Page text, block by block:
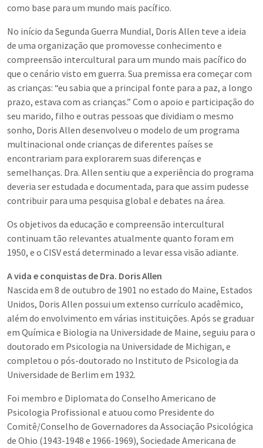
como base para um mundo mais pacífico.
No início da Segunda Guerra Mundial, Doris Allen teve a ideia
de uma organização que promovesse conhecimento e
compreensão intercultural para um mundo mais pacífico do
que o cenário visto em guerra. Sua premissa era começar com
as crianças: “eu sabia que a principal fonte para a paz, a longo
prazo, estava com as crianças.” Com o apoio e participação do
seu marido, filho e outras pessoas que dividiam o mesmo
sonho, Doris Allen desenvolveu o modelo de um programa
multinacional onde crianças de diferentes países se
encontrariam para explorarem suas diferenças e
semelhanças. Dra. Allen sentiu que a experiência do programa
deveria ser estudada e documentada, para que assim pudesse
contribuir para uma pesquisa global e debates na área.
Os objetivos da educação e compreensão intercultural
continuam tão relevantes atualmente quanto foram em
1950, e o CISV está determinado a levar essa visão adiante.
A vida e conquistas de Dra. Doris Allen
Nascida em 8 de outubro de 1901 no estado do Maine, Estados
Unidos, Doris Allen possui um extenso currículo acadêmico,
além do envolvimento em várias instituições. Após se graduar
em Química e Biologia na Universidade de Maine, seguiu para o
doutorado em Psicologia na Universidade de Michigan, e
completou o pós-doutorado no Instituto de Psicologia da
Universidade de Berlim em 1932.
Foi membro e Diplomata do Conselho Americano de
Psicologia Profissional e atuou como Presidente do
Comitê/Conselho de Governadores da Associação Psicológica
de Ohio (1943-1948 e 1966-1969), Sociedade Americana de